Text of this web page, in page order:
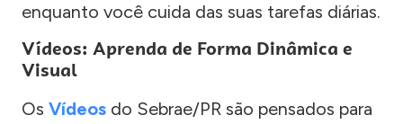
enquanto você cuida das suas tarefas diárias.
Vídeos: Aprenda de Forma Dinâmica e
Visual
Os Vídeos do Sebrae/PR são pensados para